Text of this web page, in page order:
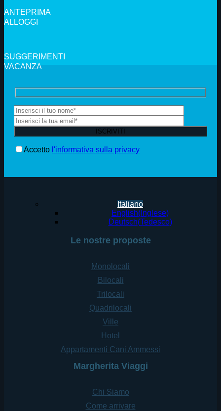
ANTEPRIMA
ALLOGGI
SUGGERIMENTI
VACANZA
Accetto l'informativa sulla privacy
Italiano
English( Inglese)
Deutsch(Tedesco)
Le nostre proposte
Monolocali
Bilocali
Trilocali
Quadrilocali
Ville
Hotel
Appartamenti Cani Ammessi
Margherita Viaggi
Chi Siamo
Come arrivare